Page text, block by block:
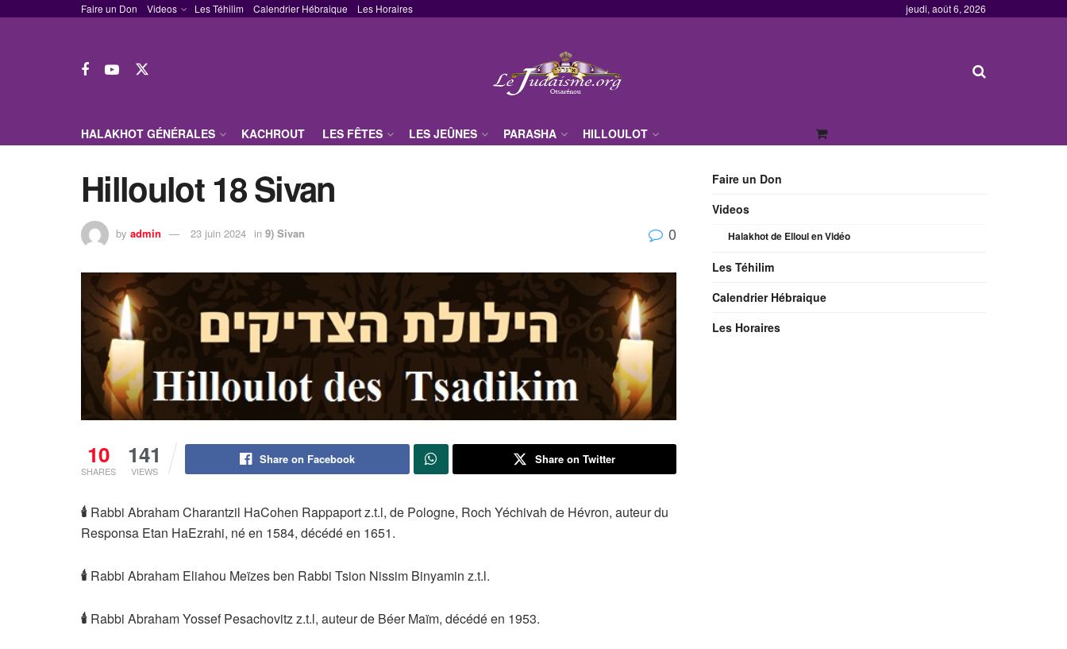
Faire un Don Videos Les Téhilim Calendrier Hébraique Les Horaires jeudi, août 6, 2026
HALAKHOT GÉNÉRALES KACHROUT LES FÊTES LES JEÛNES PARASHA HILLOULOT
Hilloulot 18 Sivan
by admin 23 juin 2024 in 9) Sivan 0
10
SHARES
141
VIEWS
Share on Facebook Share on Twitter
🕯 Rabbi Abraham Charantzil HaCohen Rappaport z.t.l, de Pologne, Roch Yéchivah de Hévron, auteur du
Responsa Etan HaEzrahi, né en 1584, décédé en 1651.
🕯 Rabbi Abraham Eliahou Meïzes ben Rabbi Tsion Nissim Binyamin z.t.l.
🕯 Rabbi Abraham Yossef Pesachovitz z.t.l, auteur de Béer Maïm, décédé en 1953.
Faire un Don
Videos
Halakhot de Elloul en Vidéo
Les Téhilim
Calendrier Hébraique
Les Horaires